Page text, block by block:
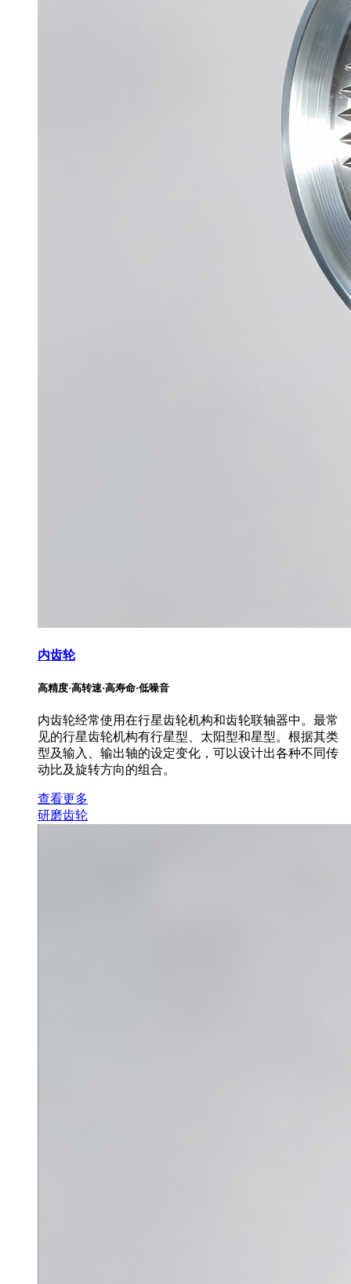
内齿轮
高精度·高转速·高寿命·低噪音
内齿轮经常使用在行星齿轮机构和齿轮联轴器中。最常
见的行星齿轮机构有行星型、太阳型和星型。根据其类
型及输入、输出轴的设定变化，可以设计出各种不同传
动比及旋转方向的组合。
查看更多
研磨齿轮